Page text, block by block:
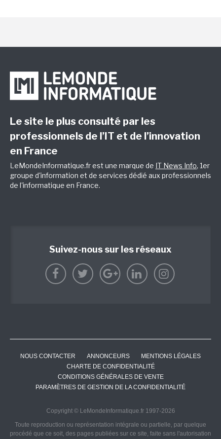
Le site le plus consulté par les
professionnels de l’IT et de l’innovation
en France
LeMondeInformatique.fr est une marque de IT News Info, 1er
groupe d'information et de services dédié aux professionnels
de l'informatique en France.
Suivez-nous sur les réseaux
NOUS CONTACTER ANNONCEURS
MENTIONS LÉGALES
CHARTE DE CONFIDENTIALITÉ
CONDITIONS GÉNÉRALES DE VENTE
PARAMÈTRES DE GESTION DE LA CONFIDENTIALITÉ
Copyright © LeMondeInformatique.fr 1997-2026
Toute reproduction ou représentation intégrale ou partielle, par quelque
procédé que ce soit, des pages publiées sur ce site, faite sans l'autorisation